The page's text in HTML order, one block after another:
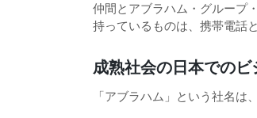
仲間とアブラハム・グループ
持っているものは、携帯電話
成熟社会の日本でのビ
「アブラハム」という社名は